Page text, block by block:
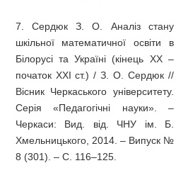
7. Сердюк З. О. Аналіз стану
шкільної математичної освіти в
Білорусі та Україні (кінець XX –
початок XXI ст.) / З. О. Сердюк //
Вісник Черкаського університету.
Серія «Педагогічні науки». –
Черкаси: Вид. від. ЧНУ ім. Б.
Хмельницького, 2014. – Випуск №
8 (301). – С. 116–125.